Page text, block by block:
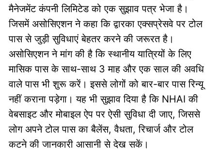
मैनेजमेंट कंपनी लिमिटेड को एक सुझाव पत्र भेजा है।
जिसमें असोसिएशन ने कहा कि द्वारका एक्सप्रेसवे पर टोल
पास से जुड़ी सुविधाएं बेहतर करने की जरूरत है।
असोसिएशन ने मांग की है कि स्थानीय यात्रियों के लिए
मासिक पास के साथ-साथ 3 माह और एक साल की अवधि
वाले पास भी शुरू करें। इससे लोगों को बार-बार पास रिन्यू
नहीं कराना पड़ेगा। यह भी सुझाव दिया है कि NHAI की
वेबसाइट और मोबाइल ऐप पर ऐसी सुविधा दी जाए, जिससे
लोग अपने टोल पास का बैलेंस, वैधता, रिचार्ज और टोल
कटने की जानकारी आसानी से देख सकें।